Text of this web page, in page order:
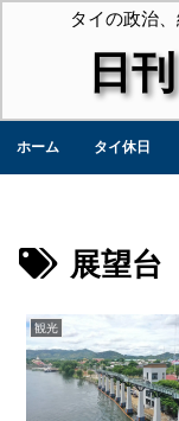
タイの政治
日
ホーム タイ休日
展望台
観光